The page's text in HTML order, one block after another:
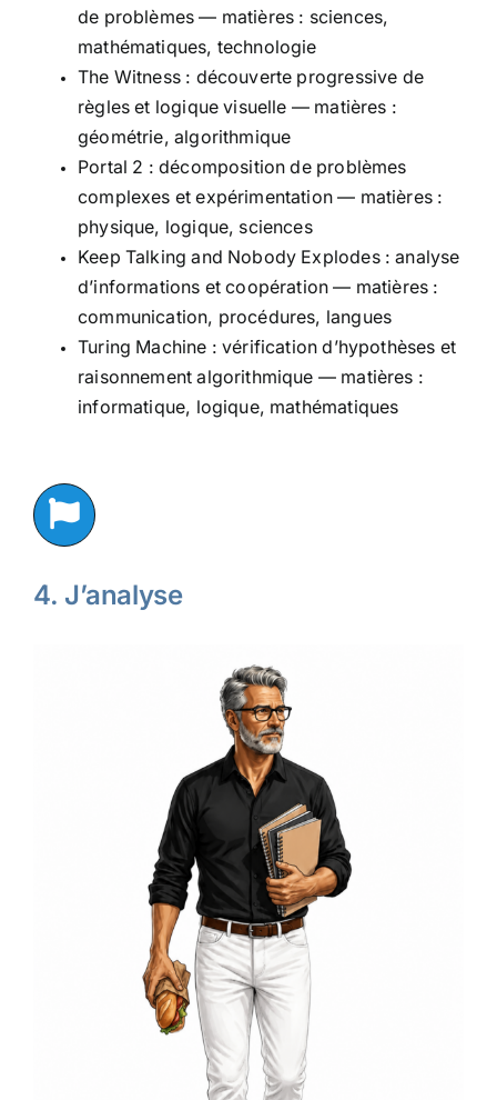
de problèmes — matières : sciences,
mathématiques, technologie
The Witness : découverte progressive de
règles et logique visuelle — matières :
géométrie, algorithmique
Portal 2 : décomposition de problèmes
complexes et expérimentation — matières :
physique, logique, sciences
Keep Talking and Nobody Explodes : analyse
d’informations et coopération — matières :
communication, procédures, langues
Turing Machine : vérification d’hypothèses et
raisonnement algorithmique — matières :
informatique, logique, mathématiques
4. J’analyse